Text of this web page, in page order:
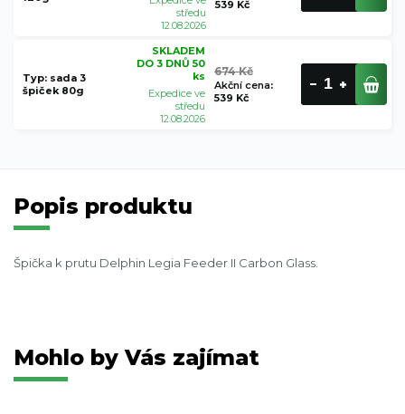
středu
12.08.2026
539 Kč
Typ: sada 3
špiček 80g
SKLADEM
DO 3 DNŮ 50
ks
Expedice ve
středu
12.08.2026
674 Kč
Akční cena:
539 Kč
Popis produktu
Špička k prutu Delphin Legia Feeder II Carbon Glass.
Mohlo by Vás zajímat